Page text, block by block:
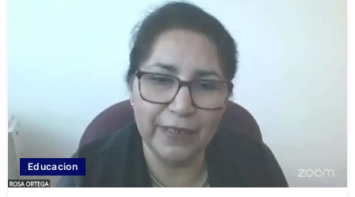
Educacion